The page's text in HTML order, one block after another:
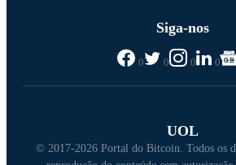
Siga-nos
0 0 0 0
UOL
© 2017-2026 Portal do Bitcoin. Todos os